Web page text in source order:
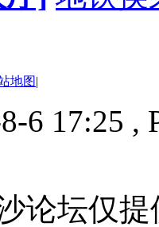
地图|
6 17:25 ,
论坛仅